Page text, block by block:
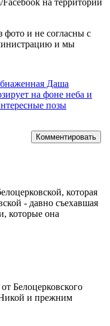
фото и не согласны с
и мы
Даша
на фоне неба и
позы
Комментировать
которая
- давно съехавшая
которые она
Белоцерковского
и прежним